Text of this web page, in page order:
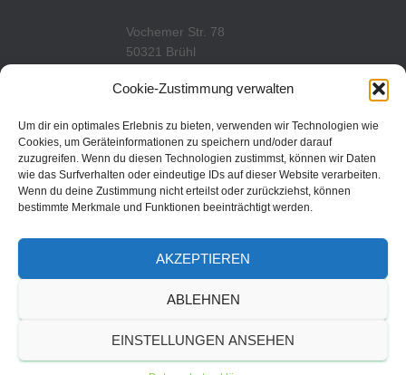
Cookie-Zustimmung verwalten
Um dir ein optimales Erlebnis zu bieten, verwenden wir Technologien wie
Cookies, um Geräteinformationen zu speichern und/oder darauf
zuzugreifen. Wenn du diesen Technologien zustimmst, können wir Daten
wie das Surfverhalten oder eindeutige IDs auf dieser Website verarbeiten.
Wenn du deine Zustimmung nicht erteilst oder zurückziehst, können
bestimmte Merkmale und Funktionen beeinträchtigt werden.
AKZEPTIEREN
ABLEHNEN
EINSTELLUNGEN ANSEHEN
Vochemer Str. 78
50321 Brühl
www.tcfredenbruch.de
DATENSCHUTZORDUNG
Brühl 1979 e.V.